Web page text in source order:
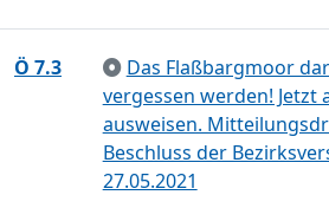
Ö 7.3
Das Flaßbargmoor
vergessen werden! Jetzt
ausweisen.
Beschluss der
27.05.2021